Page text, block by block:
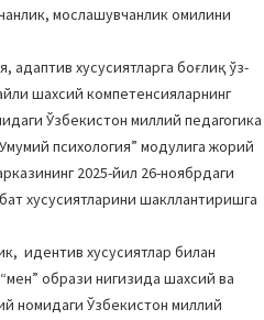
мослашувчанлик омилини
адаптив хусусиятларга боғлиқ ўз-
шахсий компетенсияларнинг
Ўзбекистон миллий педагогика
психология” модулига жорий
2025-йил 26-ноябрдаги
хусусиятларини шакллантиришга
идентив хусусиятлар билан
образи нигизида шахсий ва
номидаги Ўзбекистон миллий